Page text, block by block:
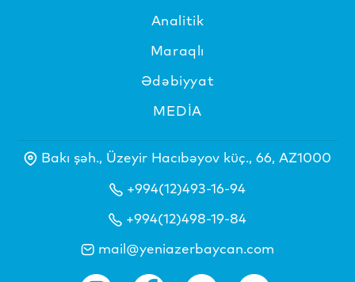
Analitik
Maraqlı
Ədəbiyyat
MEDİA
Bakı şəh., Üzeyir Hacıbəyov küç., 66, AZ1000
+994(12)493-16-94
+994(12)498-19-84
mail@yeniazerbaycan.com